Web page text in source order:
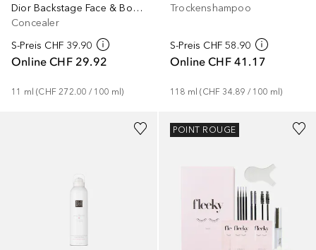
Dior Backstage Face & Body Flash Perfector Concealer
Concealer
S-Preis CHF 39.90
Online CHF 29.92
11 ml (CHF 272.00 / 100 ml)
Trockenshampoo
S-Preis CHF 58.90
Online CHF 41.17
118 ml (CHF 34.89 / 100 ml)
POINT ROUGE